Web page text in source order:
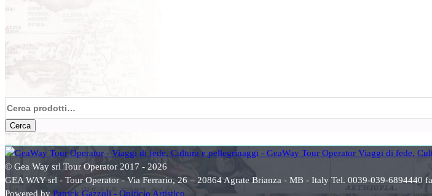
Cerca:
Cerca
© Gea Way srl Tour Operator 2017 - 2026
GEA WAY srl - Tour Operator - Via Ferrario, 26 – 20864 Agrate Brianza - MB - Italy Tel. 0039-039-
Powered by Patrick Gazzoli - Opificio Artistico